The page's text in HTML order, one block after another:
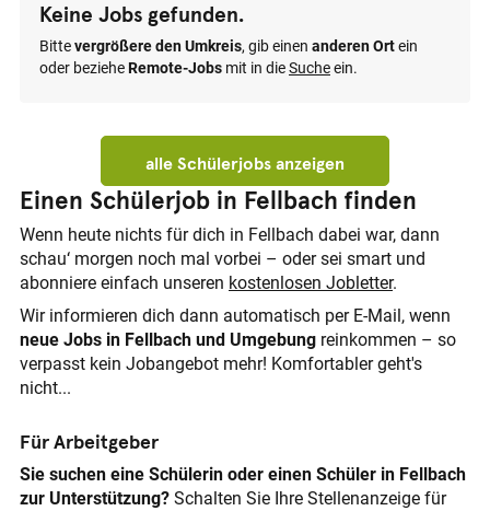
Keine Jobs gefunden.
Bittevergrößere den Umkreis, gib einen anderen Ortein
oder bezieheRemote-Jobs mit in dieSucheein.
alle Schülerjobs anzeigen
Einen Schülerjob in Fellbach finden
Wenn heute nichts für dich in Fellbach dabei war, dann
schau‘ morgen noch mal vorbei – oder sei smart und
abonniere einfach unseren kostenlosen Jobletter.
Wir informieren dich dann automatisch per E-Mail, wenn
neue Jobs in Fellbach und Umgebung reinkommen – so
verpasst kein Jobangebot mehr! Komfortabler geht's
nicht...
Für Arbeitgeber
Sie suchen eine Schülerin oder einen Schüler in Fellbach
zur Unterstützung? Schalten Sie Ihre Stellenanzeige für